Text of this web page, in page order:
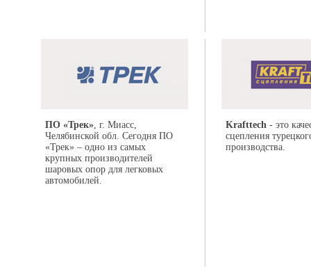
ПО «Трек», г. Миасс,
Челябинской обл. Сегодня ПО
«Трек» – одно из самых
крупных производителей
шаровых опор для легковых
автомобилей.
Krafttech - это
сцепления
производства.